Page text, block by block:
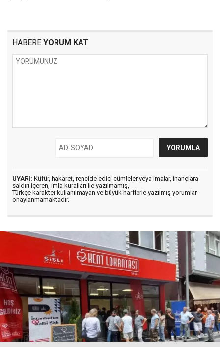
HABERE YORUM KAT
UYARI: Küfür, hakaret, rencide edici cümleler veya imalar, inançlara
saldırı içeren, imla kuralları ile yazılmamış,
Türkçe karakter kullanılmayan ve büyük harflerle yazılmış yorumlar
onaylanmamaktadır.